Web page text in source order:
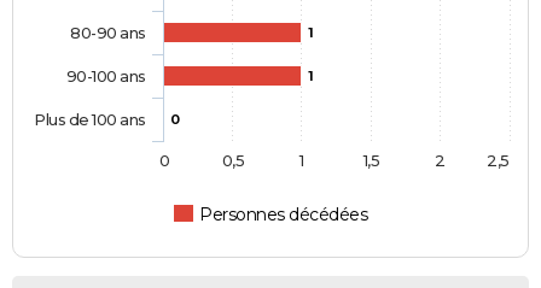
1
1
0
Personnes décédées
80-90 ans
90-100 ans
Plus de 100 ans
0 0,5 1 1,5 2 2,5